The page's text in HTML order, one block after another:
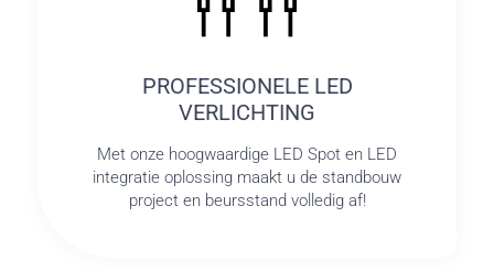
PROFESSIONELE LED
VERLICHTING
Met onze hoogwaardige LED Spot en LED
integratie oplossing maakt u de standbouw
project en beursstand volledig af!